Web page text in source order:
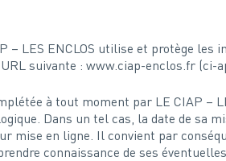
LES ENCLOS utilise et protège les
suivante : www.ciap-enclos.fr (ci-
à tout moment par LE CIAP –
Dans un tel cas, la date de sa
mise en ligne. Il convient par
connaissance de ses